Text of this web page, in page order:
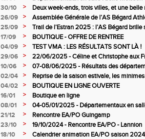
Bégard Athlétisme
30/10 >
Deux week-ends, trois villes, et une
pour l’AS Bégard !
26/09 >
Assemblée Générale de l’AS Bégard
25/09
>
Trail de l’Estran 2025 : l’AS Bégard brille
17/09
>
BOUTIQUE - OFFRE DE RENTREE
04/09
>
TEST VMA : LES RÉSULTATS SONT LÀ !
29/06
>
22/06/2025 - Céline et Christophe aux
10/06
>
07-08/06/2025 - Résultats des
02/04
>
Reprise de la saison estivale, les
04/02
>
BOUTIQUE EN LIGNE OUVERTE
16/01
>
Boutique en ligne
08/01
>
04-05/01/2025 - Départementaux en
21/12
>
Rencontre EA/PO Guingamp
23/10
>
19/10/2024 - Rencontre EA/PO - Lannion
18/10
>
Calendrier animation EA/PO saison